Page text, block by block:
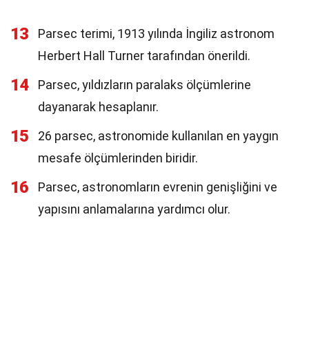
13
Parsec terimi, 1913 yılında İngiliz astronom
Herbert Hall Turner tarafından önerildi.
14
Parsec, yıldızların paralaks ölçümlerine
dayanarak hesaplanır.
15
26 parsec, astronomide kullanılan en yaygın
mesafe ölçümlerinden biridir.
16
Parsec, astronomların evrenin genişliğini ve
yapısını anlamalarına yardımcı olur.